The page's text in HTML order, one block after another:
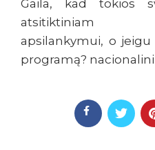
Gaila, kad tokios
atsitiktiniam
apsilankymui, o
programą?